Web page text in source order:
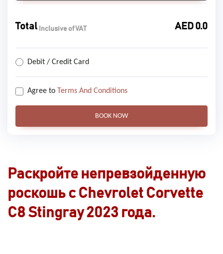
Total Inclusive of VAT AED 0.0
Debit / Credit Card
Agree to Terms And Conditions
BOOK NOW
Раскройте непревзойденную
роскошь с Chevrolet Corvette
C8 Stingray 2023 года.